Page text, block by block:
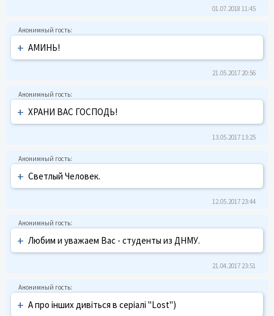
01.07.2018 11:45
+ АМИНЬ!
21.05.2017 20:56
+ ХРАНИ ВАС ГОСПОДЬ!
13.05.2017 13:25
+ Светлый Человек.
12.05.2017 23:44
+ Любим и уважаем Вас - студенты из ДНМУ.
21.04.2017 23:51
+ А про інших дивіться в серіалі "Lost")